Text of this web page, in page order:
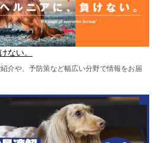
ない。
介や、予防策など幅広い分野で情報をお届